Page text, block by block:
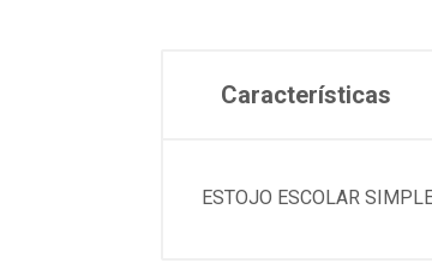
Características
ESTOJO ESCOLAR